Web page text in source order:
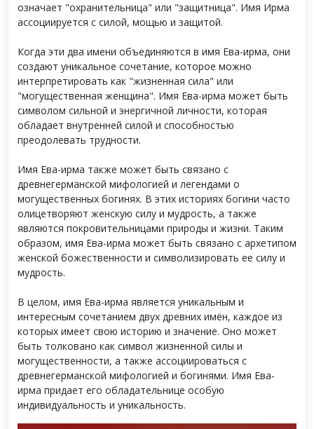
означает "охранительница" или "защитница". Имя Ирма
ассоциируется с силой, мощью и защитой.
Когда эти два имени объединяются в имя Ева-ирма, они
создают уникальное сочетание, которое можно
интерпретировать как "жизненная сила" или
"могущественная женщина". Имя Ева-ирма может быть
символом сильной и энергичной личности, которая
обладает внутренней силой и способностью
преодолевать трудности.
Имя Ева-ирма также может быть связано с
древнегерманской мифологией и легендами о
могущественных богинях. В этих историях богини часто
олицетворяют женскую силу и мудрость, а также
являются покровительницами природы и жизни. Таким
образом, имя Ева-ирма может быть связано с архетипом
женской божественности и символизировать ее силу и
мудрость.
В целом, имя Ева-ирма является уникальным и
интересным сочетанием двух древних имён, каждое из
которых имеет свою историю и значение. Оно может
быть толковано как символ жизненной силы и
могущественности, а также ассоциироваться с
древнегерманской мифологией и богинями. Имя Ева-
ирма придает его обладательнице особую
индивидуальность и уникальность.